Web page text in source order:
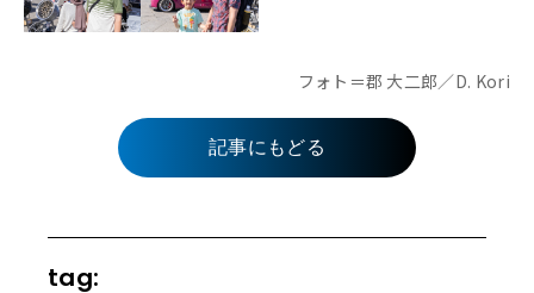
フォト＝郡 大二郎／D. Kori
記事にもどる
tag: